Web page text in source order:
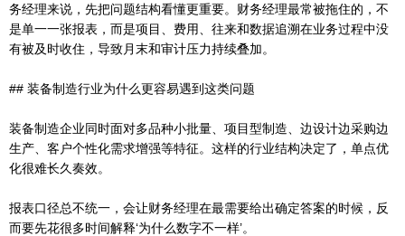
务经理来说，先把问题结构看懂更重要。财务经理最常被拖住的，不
是单一一张报表，而是项目、费用、往来和数据追溯在业务过程中没
有被及时收住，导致月末和审计压力持续叠加。
## 装备制造行业为什么更容易遇到这类问题
装备制造企业同时面对多品种小批量、项目型制造、边设计边采购边
生产、客户个性化需求增强等特征。这样的行业结构决定了，单点优
化很难长久奏效。
报表口径总不统一，会让财务经理在最需要给出确定答案的时候，反
而要先花很多时间解释‘为什么数字不一样’。